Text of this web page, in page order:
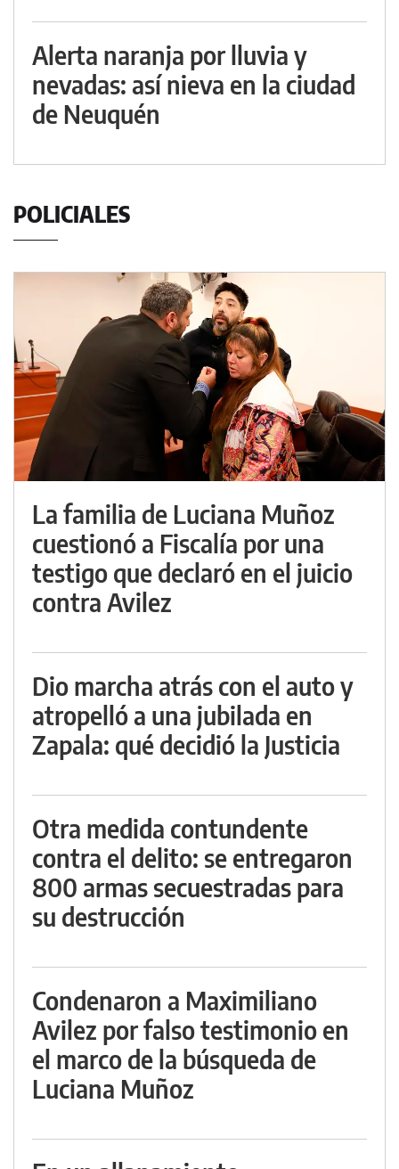
Alerta naranja por lluvia y
nevadas: así nieva en la ciudad
de Neuquén
POLICIALES
La familia de Luciana Muñoz
cuestionó a Fiscalía por una
testigo que declaró en el juicio
contra Avilez
Dio marcha atrás con el auto y
atropelló a una jubilada en
Zapala: qué decidió la Justicia
Otra medida contundente
contra el delito: se entregaron
800 armas secuestradas para
su destrucción
Condenaron a Maximiliano
Avilez por falso testimonio en
el marco de la búsqueda de
Luciana Muñoz